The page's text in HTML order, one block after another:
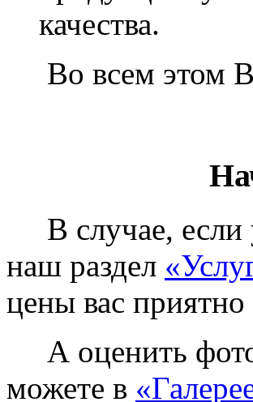
качества.
Во всем этом
В случае, если
наш раздел
цены вас
А оценить
можете в